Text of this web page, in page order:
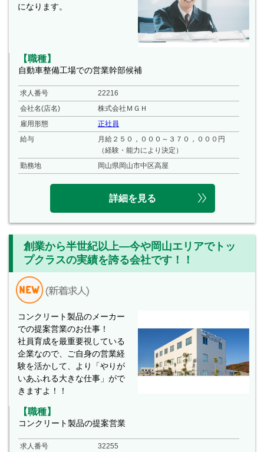
になります。
【職種】
自動車整備工場での営業幹部候補
求人番号
22216
会社名(店名)
株式会社ＭＧＨ
雇用形態
正社員
給与
月給２５０，０００～３７０，０００円
（経験・能力により決定）
勤務地
岡山県岡山市中区高屋
詳細を見る
創業から半世紀以上―今や岡山エリアでトッ
プクラスの実績を誇る会社です！！
コンクリート製品のメーカー
での提案営業のお仕事！
社員育成を最重要視している
企業なので、ご自身の営業経
験を活かして、より「やりが
いあふれる大きな仕事」がで
きますよ！！
【職種】
コンクリート製品の提案営業
求人番号
32255